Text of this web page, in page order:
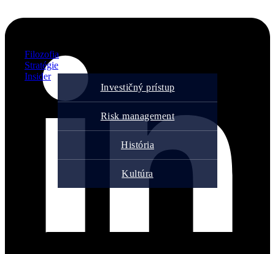
Investičný prístup
Risk management
História
Kultúra
Filozofia
Stratégie
Insider